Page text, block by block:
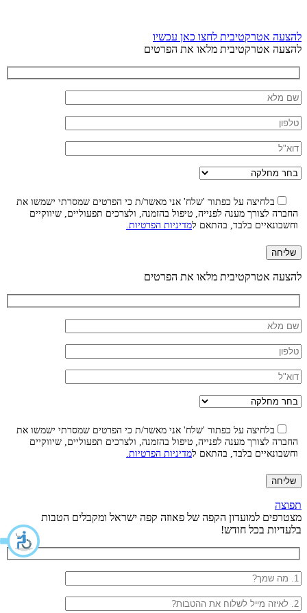
להצעה אטרקטיבית לחצו כאן עכשיו
להצעה אטרקטיבית מלאו את הפרטים
בלחיצה על כפתור 'שלח' אני מאשר/ת כי הפרטים שמסרתי ישמשו את
החברה לצורך מענה לפנייה, טיפול בהזמנה, ולצרכים תפעוליים, שיווקיים
וחשבונאיים בלבד, בהתאם למדיניות הפרטיות.
להצעה אטרקטיבית מלאו את הפרטים
בלחיצה על כפתור 'שלח' אני מאשר/ת כי הפרטים שמסרתי ישמשו את
החברה לצורך מענה לפנייה, טיפול בהזמנה, ולצרכים תפעוליים, שיווקיים
וחשבונאיים בלבד, בהתאם למדיניות הפרטיות.
תפוצה
מצטרפים למועדון הקפה של פאוזה קפה ישראל ומקבלים הטבות
בלעדיות בכל חודש!